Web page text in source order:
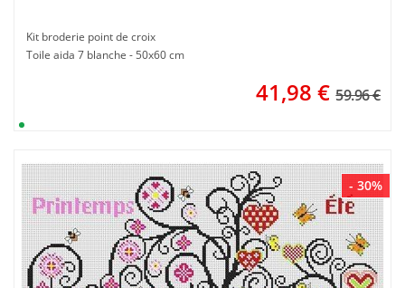
Kit broderie point de croix
Toile aida 7 blanche - 50x60 cm
41,98 € 59.96 €
- 30%